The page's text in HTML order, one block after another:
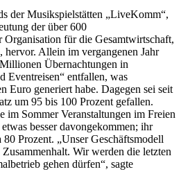
der Musikspielstätten „LiveKomm“,
der über 600
Organisation für die Gesamtwirtschaft,
hervor. Allein im vergangenen Jahr
Übernachtungen in
Eventreisen“ entfallen, was
Euro generiert habe. Dagegen sei seit
um 95 bis 100 Prozent gefallen.
im Sommer Veranstaltungen im Freien
besser davongekommen; ihr
Prozent. „Unser Geschäftsmodell
Wir werden die letzten
gehen dürfen“, sagte